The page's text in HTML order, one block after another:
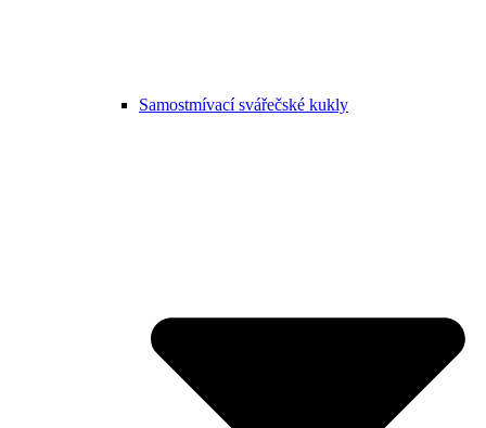
Samostmívací svářečské kukly